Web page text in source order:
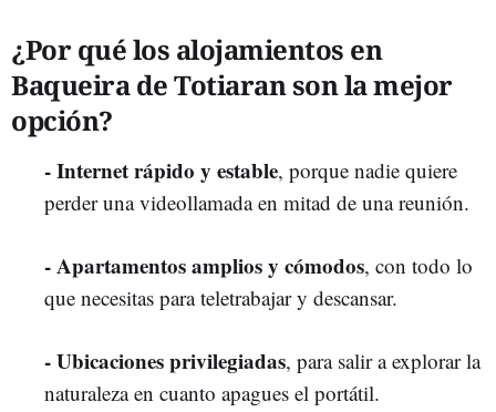
¿Por qué los alojamientos en
Baqueira de Totiaran son la mejor
opción?
- Internet rápido y estable, porque nadie quiere
perder una videollamada en mitad de una reunión.
- Apartamentos amplios y cómodos, con todo lo
que necesitas para teletrabajar y descansar.
- Ubicaciones privilegiadas, para salir a explorar la
naturaleza en cuanto apagues el portátil.